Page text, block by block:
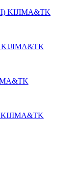
KIJIMA&TK
KIJIMA&TK
KIJIMA&TK